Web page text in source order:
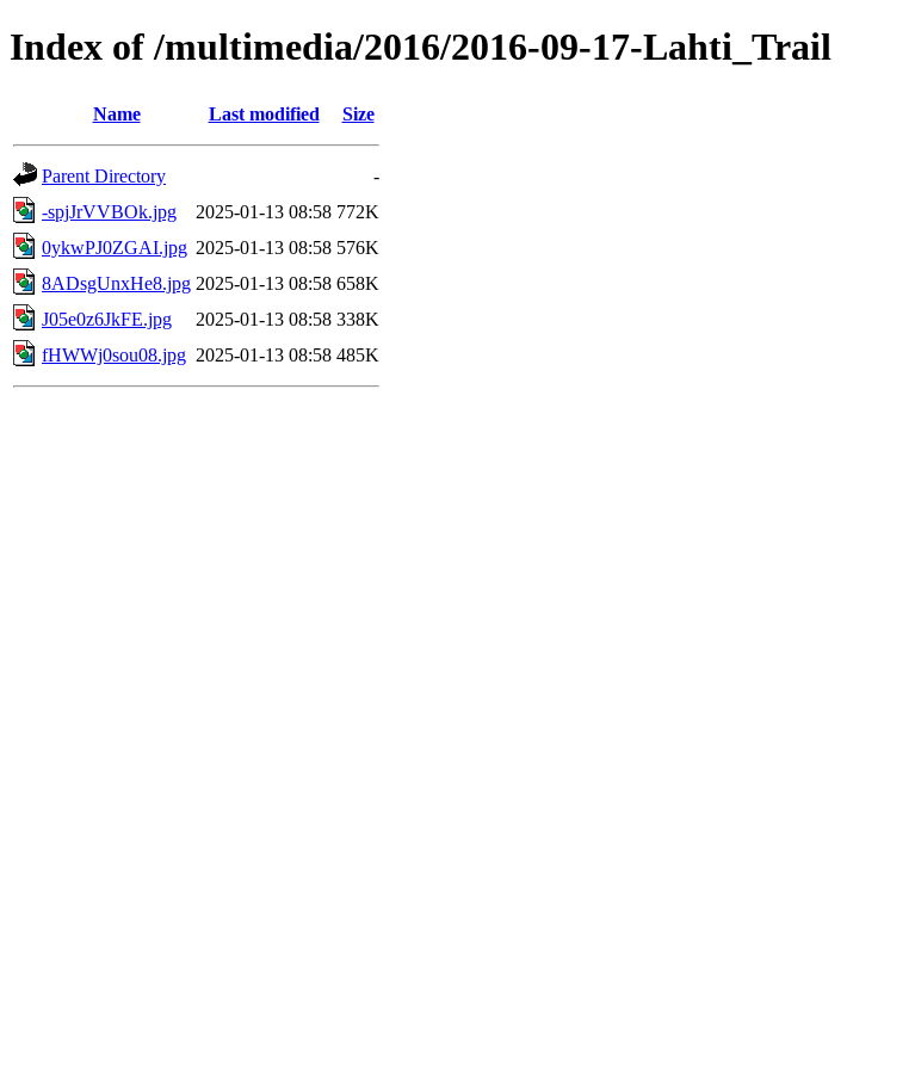
Index of /multimedia/2016/2016-09-17-Lahti_Trail
Name Last modified Size
Parent Directory
-
-spjJrVVBOk.jpg
2025-01-13 08:58 772K
0ykwPJ0ZGAI.jpg 2025-01-13 08:58 576K
8ADsgUnxHe8.jpg 2025-01-13 08:58 658K
J05e0z6JkFE.jpg
2025-01-13 08:58 338K
fHWWj0sou08.jpg 2025-01-13 08:58 485K